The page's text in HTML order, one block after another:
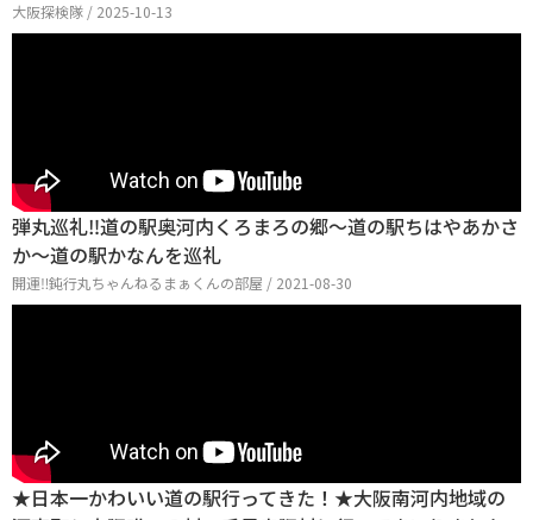
大阪探検隊 / 2025-10-13
弾丸巡礼‼︎道の駅奥河内くろまろの郷〜道の駅ちはやあかさ
か〜道の駅かなんを巡礼
開運‼︎鈍行丸ちゃんねるまぁくんの部屋 / 2021-08-30
★日本一かわいい道の駅行ってきた！★大阪南河内地域の